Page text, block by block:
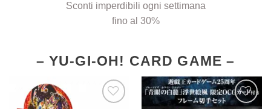
Sconti imperdibili ogni settimana
fino al 30%
– YU-GI-OH! CARD GAME –